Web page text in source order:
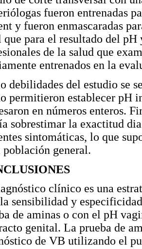
fueron entrenadas
y fueron enmascaradas
que para el resultado del pH
de la salud que
entrenados en la
debilidades del estudio se
permitieron establecer pH
en números enteros.
sobrestimar la exactitud
sintomáticas, lo que
población general.
clínico es una
sensibilidad y
de aminas o con el pH
genital. La prueba de
de VB utilizando el